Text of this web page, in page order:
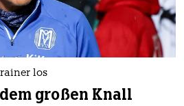
los
großen Knall